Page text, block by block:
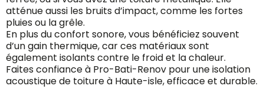
atténue aussi les bruits d’impact, comme les fortes
pluies ou la grêle.
En plus du confort sonore, vous bénéficiez souvent
d’un gain thermique, car ces matériaux sont
également isolants contre le froid et la chaleur.
Faites confiance à Pro-Bati-Renov pour une isolation
acoustique de toiture à Haute-isle, efficace et durable.